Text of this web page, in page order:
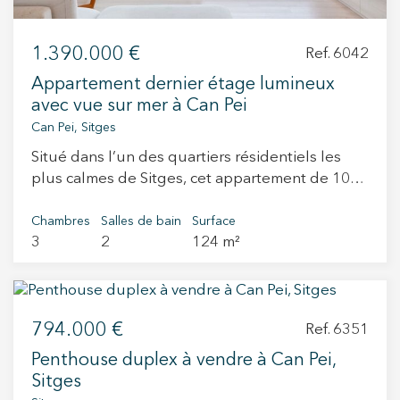
bien entretenu et proche des services, des
Une excellente option pour ceux qui souhaitent
investir dans un bien avec du potentiel dans
l’une des zones les plus prisées de Sitges. Vivez
là où vous méritez de vivre
1.390.000 € Ref. 6042
Appartement dernier étage lumineux
avec vue sur mer à Can Pei
Can Pei, Sitges
Situé dans l’un des quartiers résidentiels les
plus calmes de Sitges, cet appartement de 105
terrasses, l’une orientée sud avec vue sur la
mer, l’autre orientée nord, idéales pour profiter
journée. L’agencement est pratique et
salle à manger s’ouvre sur les deux terrasses,
apportant beaucoup de lumière naturelle et de
ventilation. La cuisine est indépendante et
entièrement équipée. L’espace nuit comprend
Chambres
3
Salles de bain
2
Surface
124 m²
794.000 € Ref. 6351
Penthouse duplex à vendre à Can Pei,
Sitges